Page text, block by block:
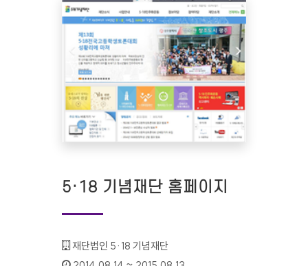
5·18 기념재단 홈페이지
기관명 :
재단법인 5·18 기념재단